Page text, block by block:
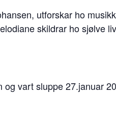
utforskar ho
skildrar ho sjølve
og vart sluppe 27.januar